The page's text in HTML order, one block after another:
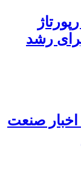
رشد
اخبار صنعت